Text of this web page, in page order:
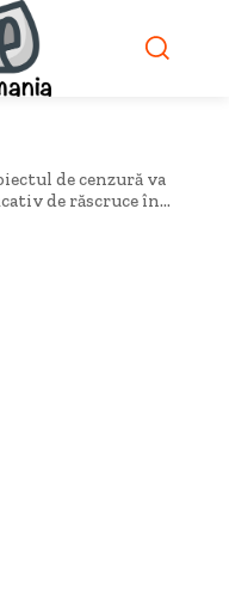
de cenzură va
de răscruce în...